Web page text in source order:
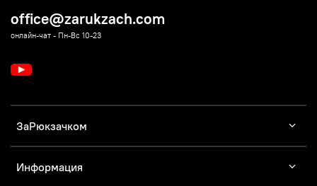
ЗаРюкзачком
Информация
office@zarukzach.com
онлайн-чат - Пн-Вс 10-23